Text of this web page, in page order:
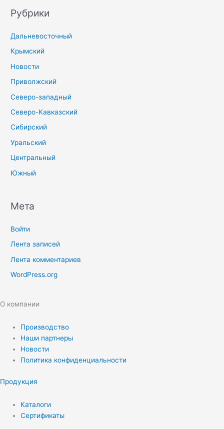
Рубрики
Дальневосточный
Крымский
Новости
Приволжский
Северо-западный
Северо-Кавказский
Сибирский
Уральский
Центральный
Южный
Мета
Войти
Лента записей
Лента комментариев
WordPress.org
О компании
Производство
Наши партнеры
Новости
Политика конфиденциальности
Продукция
Каталоги
Сертификаты